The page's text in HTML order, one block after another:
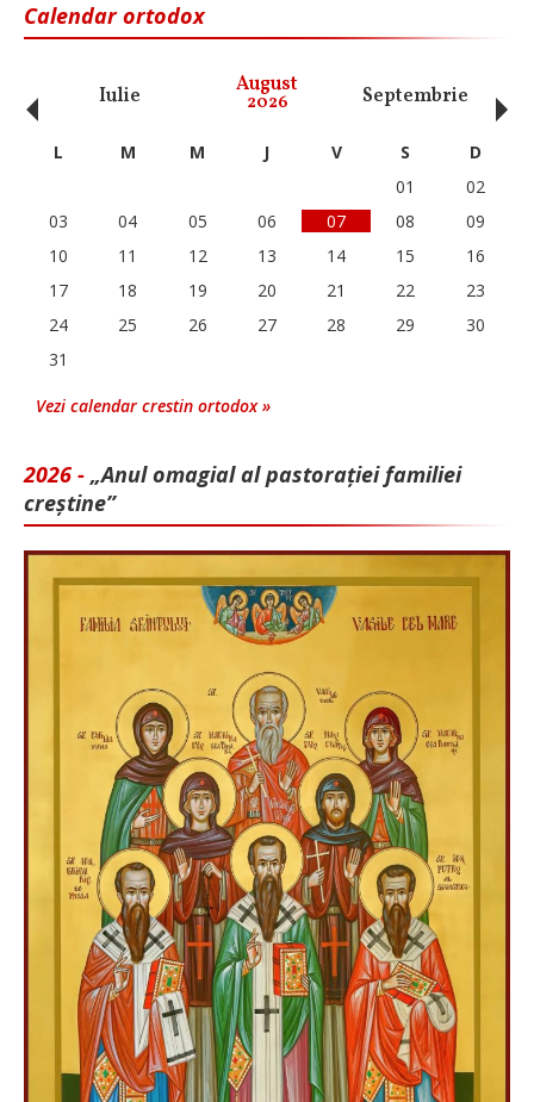
Calendar ortodox
Iulie August
2026 Septembrie
‹ L M M J V S
D
01
02
03
04 05 06 07 08
09
10
11 12 13 14 15
16
17
18 19 20 21 22
23
24
25 26 27 28 29
30
31
Vezi calendar crestin ortodox »
2026 - „Anul omagial al pastorației familiei
creștine”